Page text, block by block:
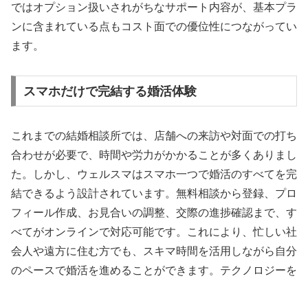
ではオプション扱いされがちなサポート内容が、基本プラ
ンに含まれている点もコスト面での優位性につながってい
ます。
スマホだけで完結する婚活体験
これまでの結婚相談所では、店舗への来訪や対面での打ち
合わせが必要で、時間や労力がかかることが多くありまし
た。しかし、ウェルスマはスマホ一つで婚活のすべてを完
結できるよう設計されています。無料相談から登録、プロ
フィール作成、お見合いの調整、交際の進捗確認まで、す
べてがオンラインで対応可能です。これにより、忙しい社
会人や遠方に住む方でも、スキマ時間を活用しながら自分
のペースで婚活を進めることができます。テクノロジーを